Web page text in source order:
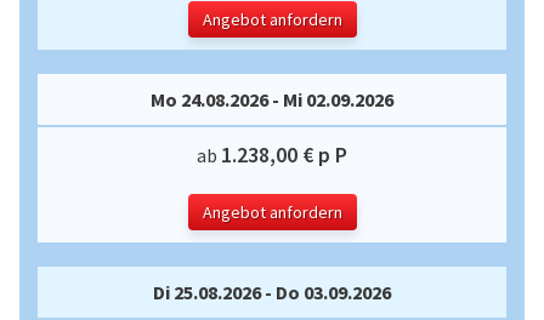
Angebot anfordern
Mo 24.08.2026 - Mi 02.09.2026
ab 1.238,00 € p P
Angebot anfordern
Di 25.08.2026 - Do 03.09.2026